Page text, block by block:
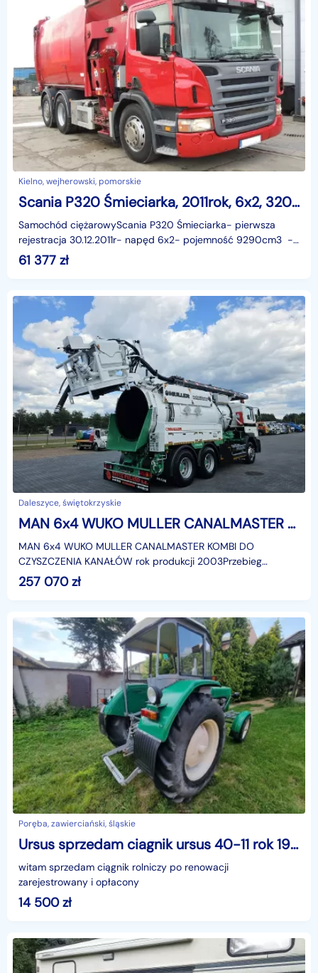
Kielno, wejherowski, pomorskie
Scania P320 Śmieciarka, 2011rok, 6x2, 320KM, EURO 5
Samochód ciężarowyScania P320 Śmieciarka- pierwsza
rejestracja 30.12.2011r- napęd 6x2- pojemność 9290cm3 -
moc 320KM / 235kW- przebieg 180191km- EURO
61 377 zł
Daleszyce, świętokrzyskie
MAN 6x4 WUKO MULLER CANALMASTER KOMBI DO CZYSZCZENIA KANAŁÓW 6x4 WUKO MULLER CANALMASTER KOMBI DO CZYSZCZENIA KANAŁÓW
MAN 6x4 WUKO MULLER CANALMASTER KOMBI DO
CZYSZCZENIA KANAŁÓW rok produkcji 2003Przebieg
363000 kmVIDEOhttps://www.youtube.com/watch?
v=2lwgIiCruokZastosowanie:*
257 070zł
Poręba, zawierciański, śląskie
Ursus sprzedam ciagnik ursus 40-11 rok 1967 zarejestrowany663612410
witam sprzedam ciągnik rolniczy po renowacji
zarejestrowany i opłacony
14 500zł